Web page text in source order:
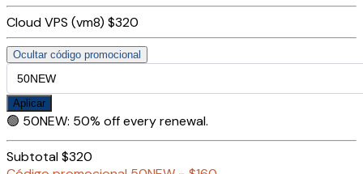
Cloud VPS (vm8) $320
Ocultar código promocional
Aplicar
🟢 50NEW: 50% off every renewal.
Subtotal$320